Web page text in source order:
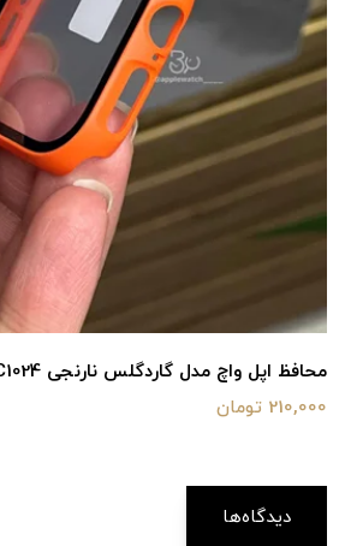
محافظ اپل واچ مدل گاردگلس نارنجی AC1024
210,000 تومان
دیدگاه‌ها